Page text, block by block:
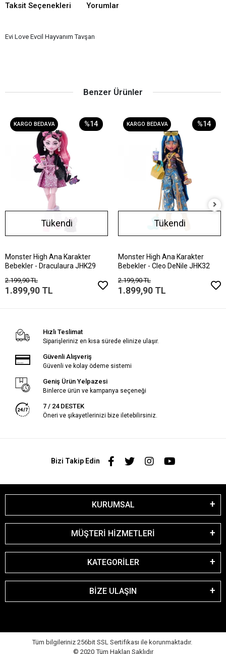
Taksit Seçenekleri Yorumlar
Evi Love Evcil Hayvanım Tavşan
Benzer Ürünler
KARGO BEDAVA %14
Tükendi
Monster High Ana Karakter
Bebekler - Draculaura JHK29
2.199,90 TL
1.899,90 TL
KARGO BEDAVA %14
Tükendi
Monster High Ana Karakter
Bebekler - Cleo DeNile JHK32
2.199,90 TL
1.899,90 TL
Hızlı Teslimat
Siparişleriniz en kısa sürede elinize ulaşır.
Güvenli Alışveriş
Güvenli ve kolay ödeme sistemi
Geniş Ürün Yelpazesi
Binlerce ürün ve kampanya seçeneği
7 / 24 DESTEK
Öneri ve şikayetlerinizi bize iletebilirsiniz.
Bizi Takip Edin
KURUMSAL
MÜŞTERİ HİZMETLERİ
KATEGORİLER
BİZE ULAŞIN
Tüm bilgileriniz 256bit SSL Sertifikası ile korunmaktadır.
© 2020 Tüm Hakları Saklıdır